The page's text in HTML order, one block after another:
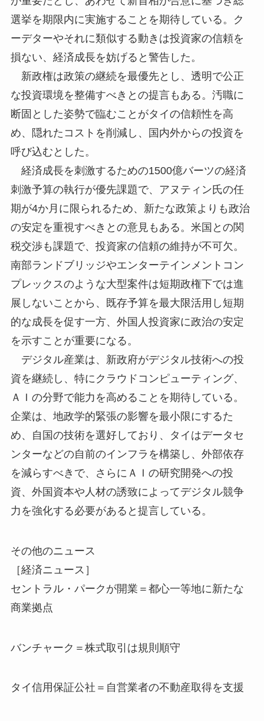
選挙を期限内に実施することを期待している。ク
ーデターやそれに類似する動きは投資家の信頼を
損ない、経済成長を妨げると警告した。
新政権は政策の継続を最優先とし、透明で公正
な投資環境を整備すべきとの提言もある。汚職に
断固とした姿勢で臨むことがタイの信頼性を高
め、隠れたコストを削減し、国内外からの投資を
呼び込むとした。
経済成長を刺激するための1500億バーツの経済
刺激予算の執行が優先課題で、アヌティン氏の任
期が4か月に限られるため、新たな政策よりも政治
の安定を重視すべきとの意見もある。米国との関
税交渉も課題で、投資家の信頼の維持が不可欠。
南部ランドブリッジやエンターテインメントコン
プレックスのような大型案件は短期政権下では進
展しないことから、既存予算を最大限活用し短期
的な成長を促す一方、外国人投資家に政治の安定
を示すことが重要になる。
デジタル産業は、新政府がデジタル技術への投
資を継続し、特にクラウドコンピューティング、
ＡＩの分野で能力を高めることを期待している。
企業は、地政学的緊張の影響を最小限にするた
め、自国の技術を選好しており、タイはデータセ
ンターなどの自前のインフラを構築し、外部依存
を減らすべきで、さらにＡＩの研究開発への投
資、外国資本や人材の誘致によってデジタル競争
力を強化する必要があると提言している。
その他のニュース
［経済ニュース］
セントラル・パークが開業＝都心一等地に新たな
商業拠点
バンチャーク＝株式取引は規則順守
タイ信用保証公社＝自営業者の不動産取得を支援